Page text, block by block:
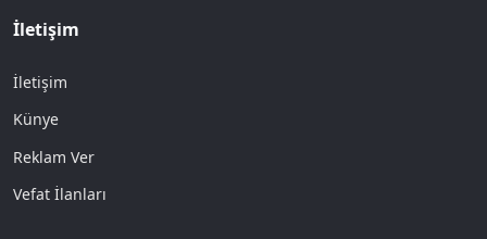
İletişim
İletişim
Künye
Reklam Ver
Vefat İlanları